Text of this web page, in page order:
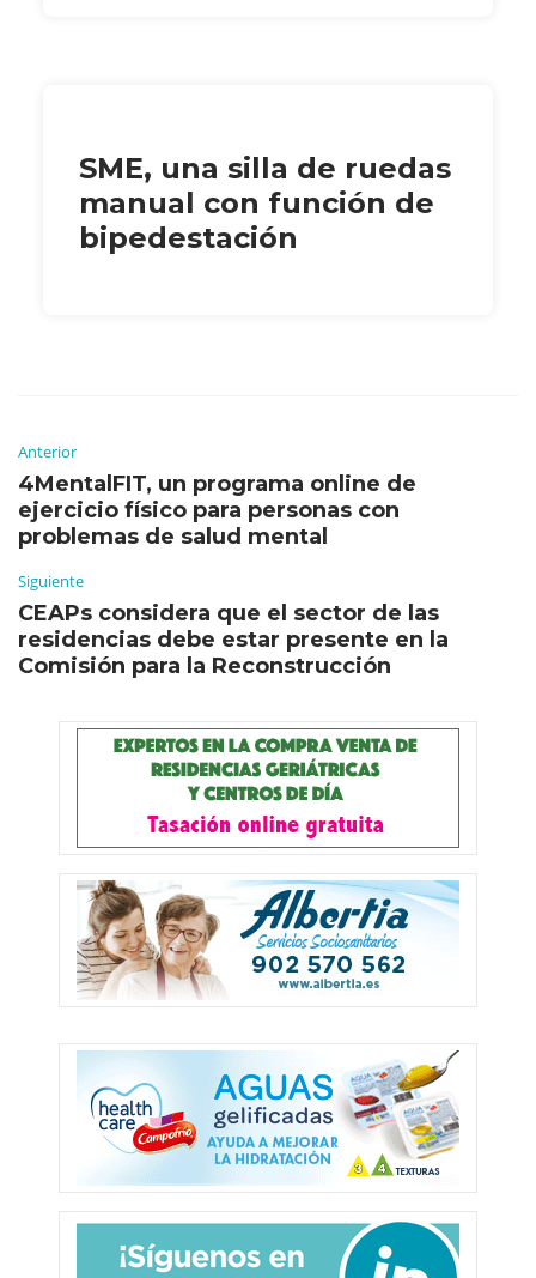
SME, una silla de ruedas
manual con función de
bipedestación
Anterior
4MentalFIT, un programa online de
ejercicio físico para personas con
problemas de salud mental
Siguiente
CEAPs considera que el sector de las
residencias debe estar presente en la
Comisión para la Reconstrucción